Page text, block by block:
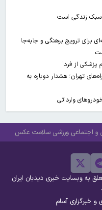
سبک زندگی است
برای ترویج برهنگی و جابه‌جا
پزشکی از فردا
تهران؛ هشدار دوباره به
وارداتی
و اجتماعی ورزشی سلامت عکس
به وبسایت خبری دیدبان ایران
خبرگزاری آسام